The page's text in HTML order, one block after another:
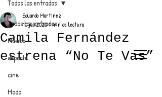
EL TRENDY TOP
CON EDDY MARTINEZ
Todas las entradas
Música
deporte
cine
Moda
Todas las entradas
Camila Fernández
estrena “No Te Vas”
Eduardo Martínez
10 jul 20201 min de lectura